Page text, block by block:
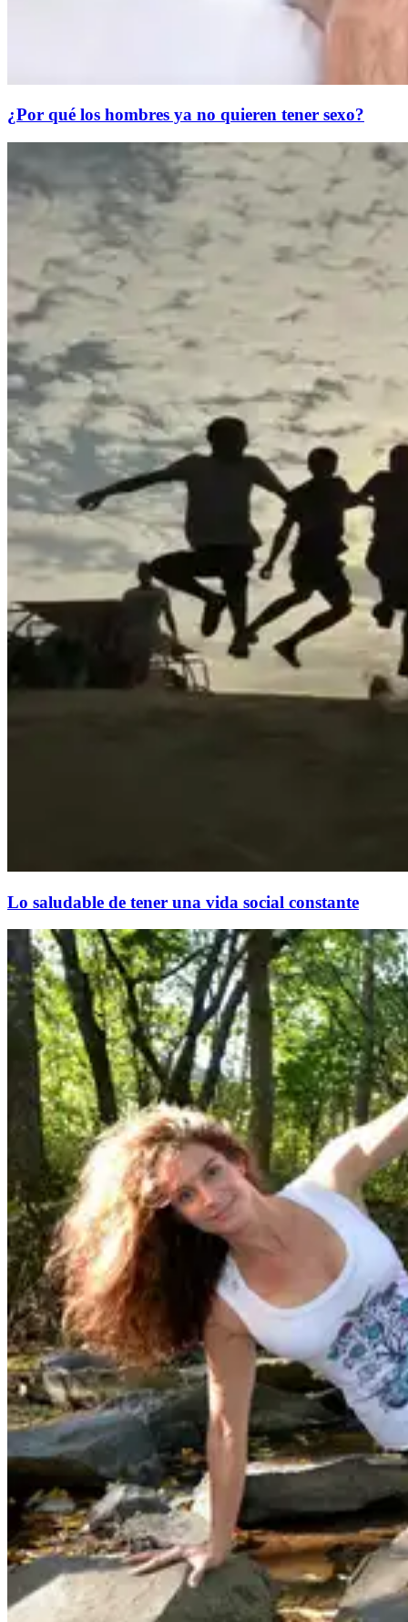
¿Por qué los hombres ya no quieren tener sexo?
Lo saludable de tener una vida social constante